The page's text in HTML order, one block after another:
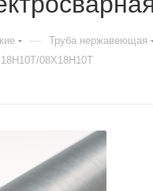
— Труба нержавеющая
08Х18Н10Т